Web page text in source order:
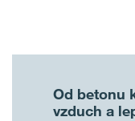
Od betonu
vzduch a